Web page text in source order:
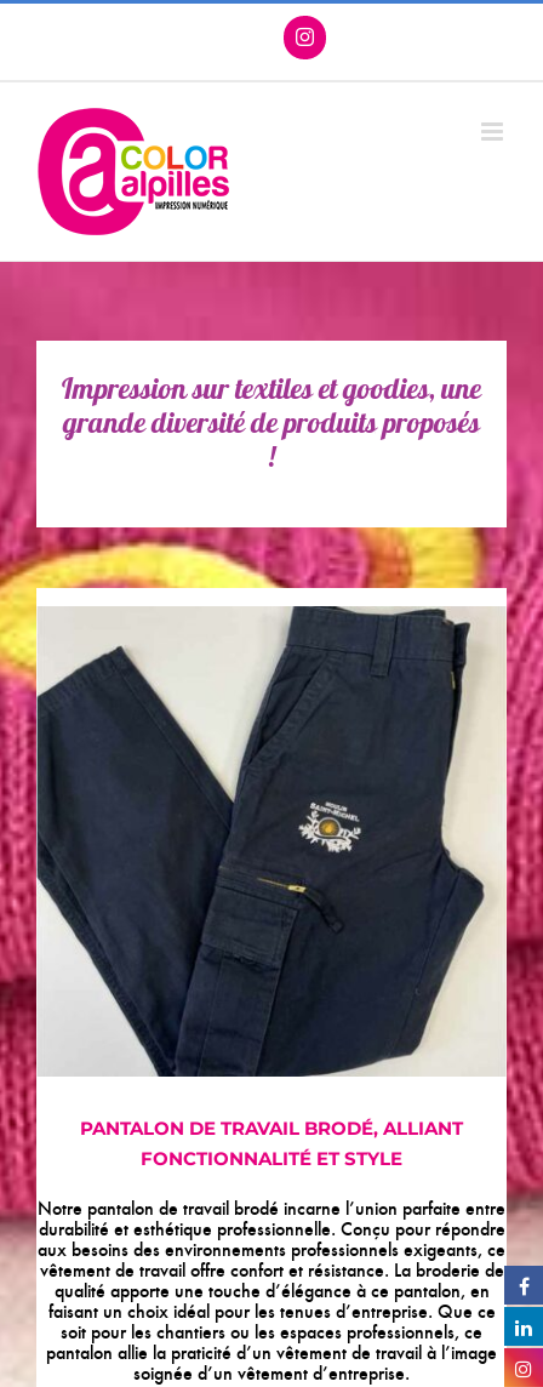
Passer
Impression sur textiles et goodies, une
grande diversité de produits proposés
!
PANTALON DE TRAVAIL BRODÉ, ALLIANT
FONCTIONNALITÉ ET STYLE
Notre pantalon de travail brodé incarne l’union parfaite entre
durabilité et esthétique professionnelle. Conçu pour répondre
aux besoins des environnements professionnels exigeants, ce
vêtement de travail offre confort et résistance. La broderie de
qualité apporte une touche d’élégance à ce pantalon, en
faisant un choix idéal pour les tenues d’entreprise. Que ce
soit pour les chantiers ou les espaces professionnels, ce
pantalon allie la praticité d’un vêtement de travail à l’image
soignée d’un vêtement d’entreprise.